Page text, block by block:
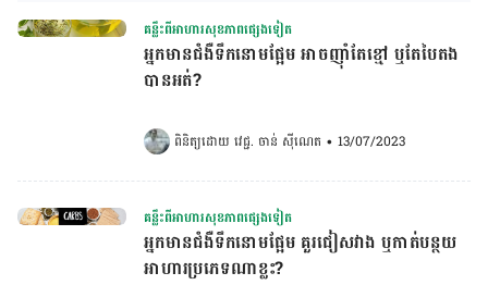
គន្លឹះពីអាហារសុខភាពផ្សេងទៀត
អ្នកមានជំងឺទឹកនោមផ្អែម អាចញ៉ាំតែខ្មៅ ឬតែបៃតង
បានអត់?
ពិនិត្យដោយ វេជ្ជ. ចាន់ ស៊ីណេត • 13/07/2023
គន្លឹះពីអាហារសុខភាពផ្សេងទៀត
អ្នកមានជំងឺ​ទឹកនោមផ្អែម គួរជៀសវាង ឬកាត់បន្ថយ
អាហារប្រភេទណាខ្លះ?